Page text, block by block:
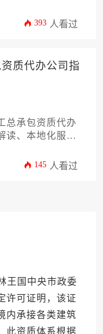
企业提供一站式
393 人看过
质代办公司指
总承包资质代办
读、本地化服务
程实操方案，助
145 人看过
国中央市政委
许可证明，该证
内承接各类建筑
此资质体系根据